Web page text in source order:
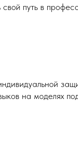
путь в
на моделях